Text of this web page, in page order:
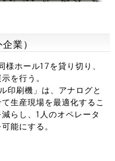
業）
様ホール17を貸り切り、
を行う。
印刷機」は、アナログと
生産現場を最適化するこ
らし、1人のオペレータ
能にする。